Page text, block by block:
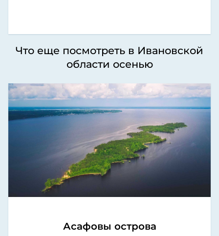
Что еще посмотреть в Ивановской
области осенью
Асафовы острова